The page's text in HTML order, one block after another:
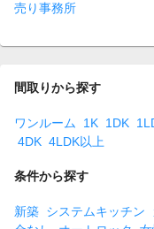
売り事務所
間取りから探す
ワンルーム 1K 1DK
4DK 4LDK以上
条件から探す
新築 システムキッチン